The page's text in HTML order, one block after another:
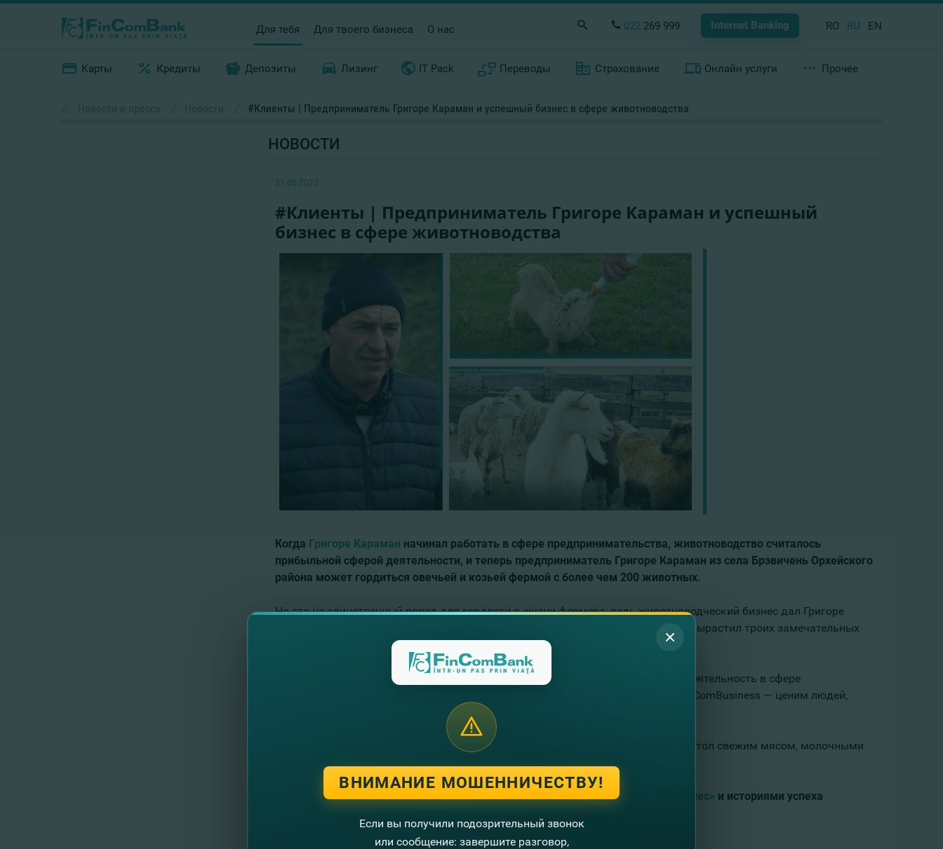
Для тебя Для твоего бизнеса О нас 022 269 999 Internet Banking RO RU EN
Карты Кредиты Депозиты Лизинг IT Pack Переводы Страхование Онлайн услуги Прочее
#Клиенты | Предприниматель Григоре Караман и успешный бизнес в сфере животноводства
НОВОСТИ
21.06.2022
#Клиенты | Предприниматель Григоре Караман и успешный
бизнес в сфере животноводства
Когда Григоре Караман начинал работать в сфере предпринимательства, животноводство считалось
прибыльной сферой деятельности, и теперь предприниматель Григоре Караман из села Брэвичень Орхейского
района может гордиться овечьей и козьей фермой с более чем 200 животных.
Но это не единственный повод для гордости в жизни фермера, ведь животноводческий бизнес дал Григоре
вырастил троих замечательных
Это самая большая гордость », — отметил он.
Приглашаем вас посмотреть репортаж
, и узнать, в чем заключается деятельность в сфере
животноводства в Молдове, и познакомиться с новым героем кампании «#FinComBusiness — ценим людей,
Приглашаем вас в село Брэвичень Орхейского района, чтобы наполнить свой стол свежим мясом, молочными
Следите за кампанией «#FinComBusiness — ценим людей, поддерживаем бизнес» и историями успеха
ВНИМАНИЕ МОШЕННИЧЕСТВУ!
Если вы получили подозрительный звонок
или сообщение: завершите разговор,